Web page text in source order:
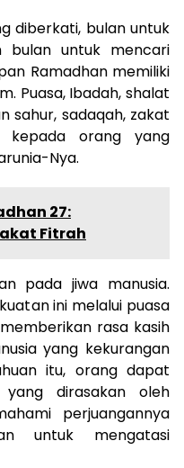
diberkati, bulan untuk
bulan untuk mencari
Ramadhan memiliki
Puasa, Ibadah, shalat
sahur, sadaqah, zakat
kepada orang yang
Nya.
27:
Fitrah
pada jiwa manusia.
ini melalui puasa
rasa kasih
yang kekurangan
itu, orang dapat
dirasakan oleh
perjuangannya
untuk mengatasi